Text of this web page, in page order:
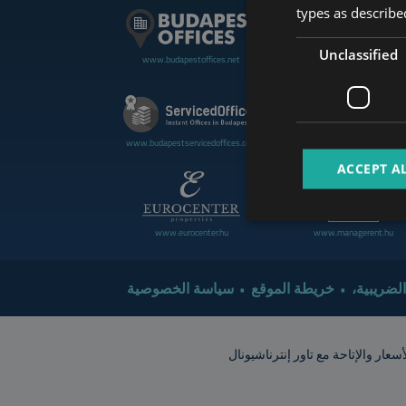
www.budapestoffices.net
www.budapestservicedoffices.com
www.managerent.hu
www.eurocenter.hu
خريطة الموقع سياسة الخصوصية
types as
Unclassified
ACCEPT